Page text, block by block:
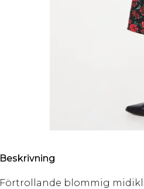
Beskrivning
Förtrollande blommig